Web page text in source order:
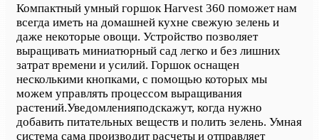
Компактный умный горшок Harvest 360 поможет нам
всегда иметь на домашней кухне свежую зелень и
даже некоторые овощи. Устройство позволяет
выращивать миниатюрный сад легко и без лишних
затрат времени и усилий. Горшок оснащен
несколькими кнопками, с помощью которых мы
можем управлять процессом выращивания
растений.Уведомленияподскажут, когда нужно
добавить питательных веществ и полить зелень. Умная
система сама производит расчеты и отправляет